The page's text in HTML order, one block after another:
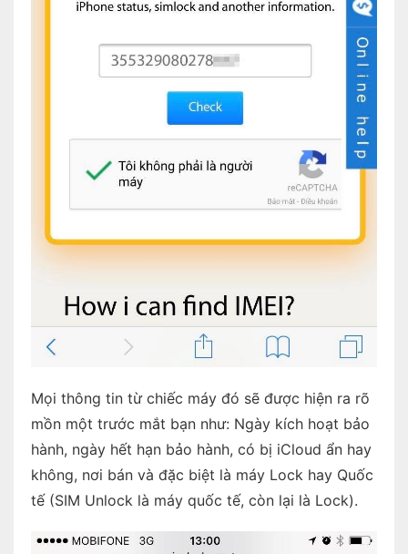
Mọi thông tin từ chiếc máy đó sẽ được hiện ra rõ
mồn một trước mắt bạn như: Ngày kích hoạt bảo
hành, ngày hết hạn bảo hành, có bị iCloud ẩn hay
không, nơi bán và đặc biệt là máy Lock hay Quốc
tế (SIM Unlock là máy quốc tế, còn lại là Lock).